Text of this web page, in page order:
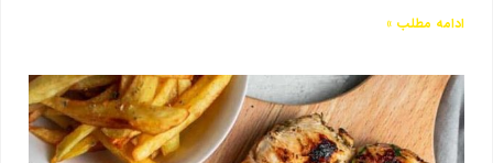
ادامه مطلب »